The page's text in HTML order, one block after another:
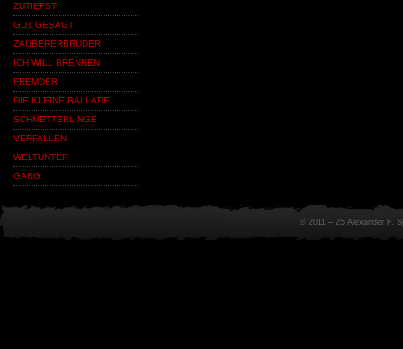
ZUTIEFST
GUT GESAGT
ZAUBERERBRUDER
ICH WILL BRENNEN
FREMDER
DIE KLEINE BALLADE…
SCHMETTERLINGE
VERFALLEN
WELTUNTER
GARG
© 2011 – 25 Alexander F.